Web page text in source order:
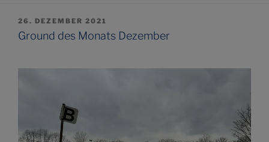
VERÖFFENTLICHT
AM
26. DEZEMBER 2021
Ground des Monats Dezember